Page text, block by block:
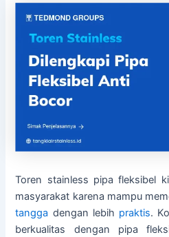
Toren stainless pipa fleksibel
masyarakat karena mampu
tangga dengan lebih praktis.
berkualitas dengan pipa